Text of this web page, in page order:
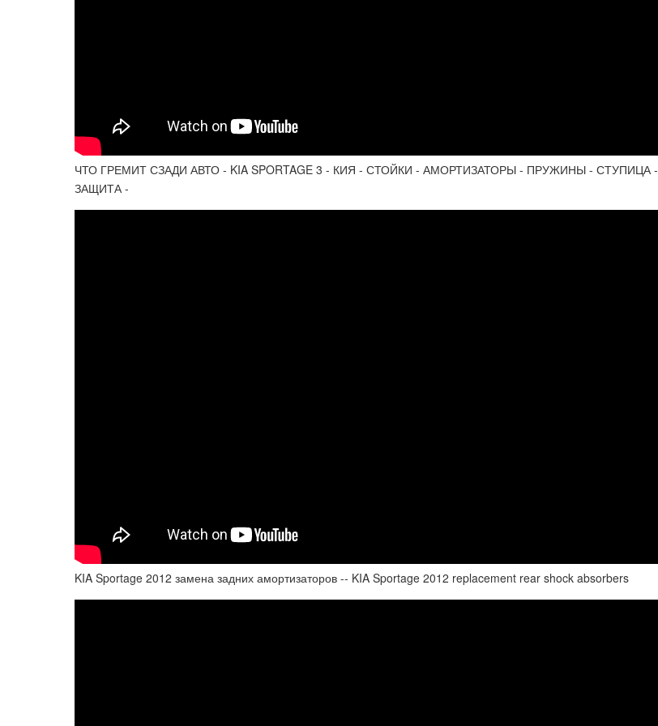
ЧТО ГРЕМИТ СЗАДИ АВТО - KIA SPORTAGE 3 - КИЯ - СТОЙКИ - АМОРТИЗАТОРЫ - ПРУЖИНЫ - СТУПИЦА -
ЗАЩИТА -
KIA Sportage 2012 замена задних амортизаторов -- KIA Sportage 2012 replacement rear shock absorbers